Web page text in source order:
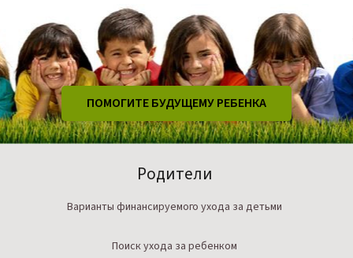
ПОМОГИТЕ БУДУЩЕМУ РЕБЕНКА
Родители
Варианты финансируемого ухода за детьми
Поиск ухода за ребенком